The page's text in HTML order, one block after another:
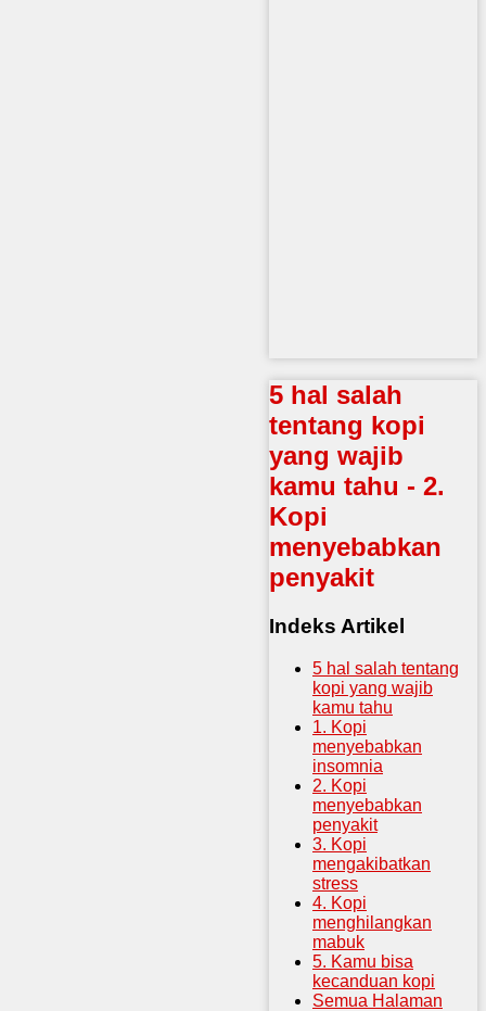
5 hal salah
tentang kopi
yang wajib
kamu tahu - 2.
Kopi
menyebabkan
penyakit
Indeks Artikel
5 hal salah tentang
kopi yang wajib
kamu tahu
1. Kopi
menyebabkan
insomnia
2. Kopi
menyebabkan
penyakit
3. Kopi
mengakibatkan
stress
4. Kopi
menghilangkan
mabuk
5. Kamu bisa
kecanduan kopi
Semua Halaman